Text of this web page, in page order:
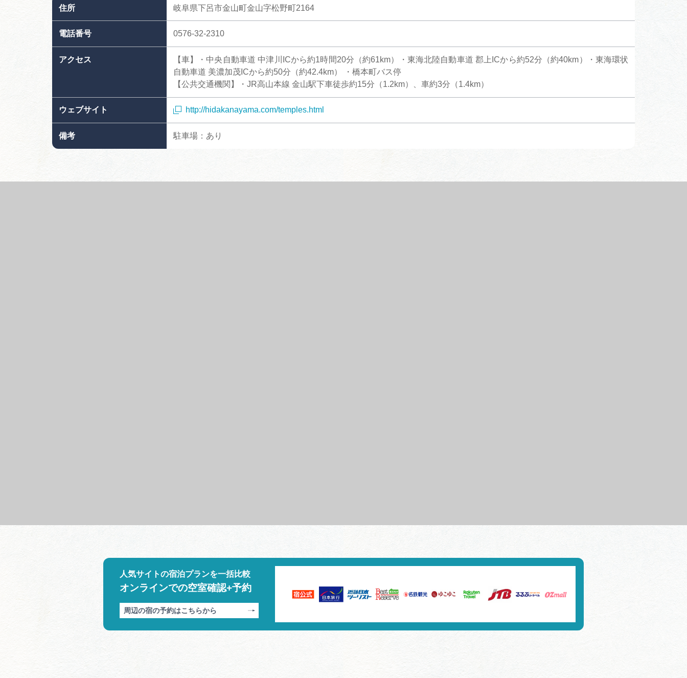
行きたいリストを見る
住所 岐阜県下呂市金山町金山字松野町2164
電話番号 0576-32-2310
アクセス
【車】・中央自動車道 中津川ICから約1時間20分（約61km）・東海北陸自動車道 郡上ICから約52分（約40km）・東海環状
自動車道 美濃加茂ICから約50分（約42.4km） ・橋本町バス停
【公共交通機関】・JR高山本線 金山駅下車徒歩約15分（1.2km）、車約3分（1.4km）
ウェブサイト http://hidakanayama.com/temples.html
備考 駐車場：あり
人気サイトの宿泊プランを一括比較
オンラインでの空室確認+予約
周辺の宿の予約はこちらから